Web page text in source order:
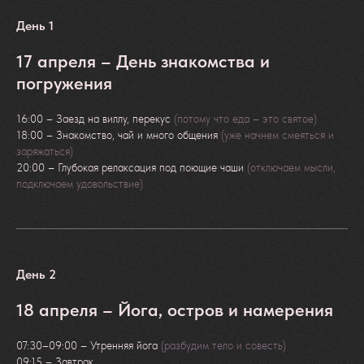
День 1
17 апреля – День знакомства и
погружения
16:00 – Заезд на виллу, перекус (потому что еда – это святое)
18:00 – Знакомство, чай и много общения (уже начнем смеяться и
заряжаться)
20:00 – Глубокая релаксация под поющие чаши (отключаем мысли,
подключаем удовольствие)
День 2
18 апреля – Йога, остров и намерения
07:30–09:00 – Утренняя йога (разбудим тело и совесть)
совмещать приятное с полезным. Наш
главный маршрут — внутрь.
Ты хочешь удивлять
Ты готов(а) удивить себя или своего кота.
Осознанность, энергия, лёгкость и новая
версия тебя — бонусы, которые ты
заберешь с собой домой после ретрита.